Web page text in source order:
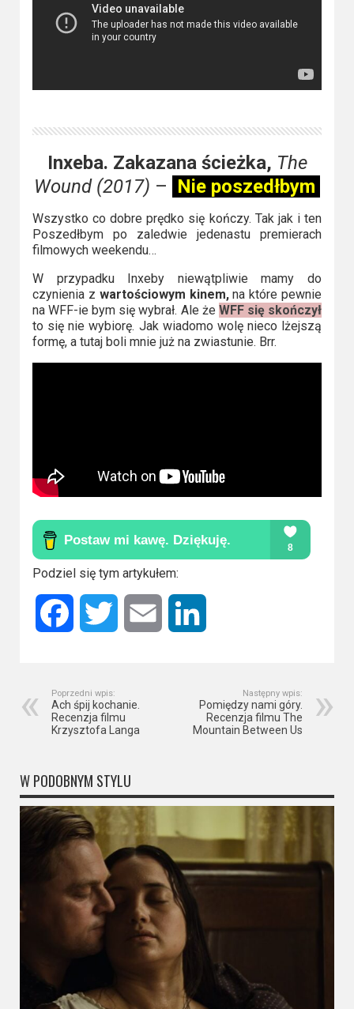
Inxeba. Zakazana ścieżka, The
Wound (2017) – Nie poszedłbym
Wszystko co dobre prędko się kończy. Tak jak i ten
Poszedłbym po zaledwie jedenastu premierach
filmowych weekendu…
W przypadku Inxeby niewątpliwie mamy do
czynienia z wartościowym kinem,na które pewnie
na WFF-ie bym się wybrał. Ale że WFF się skończył
to się nie wybiorę. Jak wiadomo wolę nieco lżejszą
formę, a tutaj boli mnie już na zwiastunie. Brr.
Podziel się tym artykułem:
Facebook Twitter Email
Poprzedni wpis:
Ach śpij kochanie.
Recenzja filmu
Krzysztofa Langa
Następny wpis:
Pomiędzy nami góry.
Recenzja filmu The
Mountain Between Us
W PODOBNYM STYLU